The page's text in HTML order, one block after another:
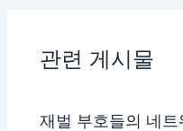
관련 게시물
재벌 부호들의 네